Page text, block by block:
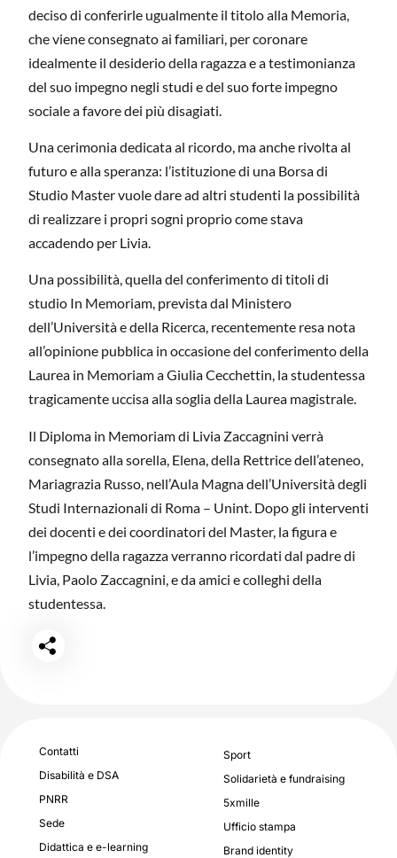
deciso di conferirle ugualmente il titolo alla Memoria,
che viene consegnato ai familiari, per coronare
idealmente il desiderio della ragazza e a testimonianza
del suo impegno negli studi e del suo forte impegno
sociale a favore dei più disagiati.
Una cerimonia dedicata al ricordo, ma anche rivolta al
futuro e alla speranza: l’istituzione di una Borsa di
Studio Master vuole dare ad altri studenti la possibilità
di realizzare i propri sogni proprio come stava
accadendo per Livia.
Una possibilità, quella del conferimento di titoli di
studio In Memoriam, prevista dal Ministero
dell’Università e della Ricerca, recentemente resa nota
all’opinione pubblica in occasione del conferimento della
Laurea in Memoriam a Giulia Cecchettin, la studentessa
tragicamente uccisa alla soglia della Laurea magistrale.
Il Diploma in Memoriam di Livia Zaccagnini verrà
consegnato alla sorella, Elena, della Rettrice dell’ateneo,
Mariagrazia Russo, nell’Aula Magna dell’Università degli
Studi Internazionali di Roma – Unint. Dopo gli interventi
dei docenti e dei coordinatori del Master, la figura e
l’impegno della ragazza verranno ricordati dal padre di
Livia, Paolo Zaccagnini, e da amici e colleghi della
studentessa.
Contatti
Disabilità e DSA
PNRR
Sede
Didattica e e-learning
Sport
Solidarietà e fundraising
5xmille
Ufficio stampa
Brand identity